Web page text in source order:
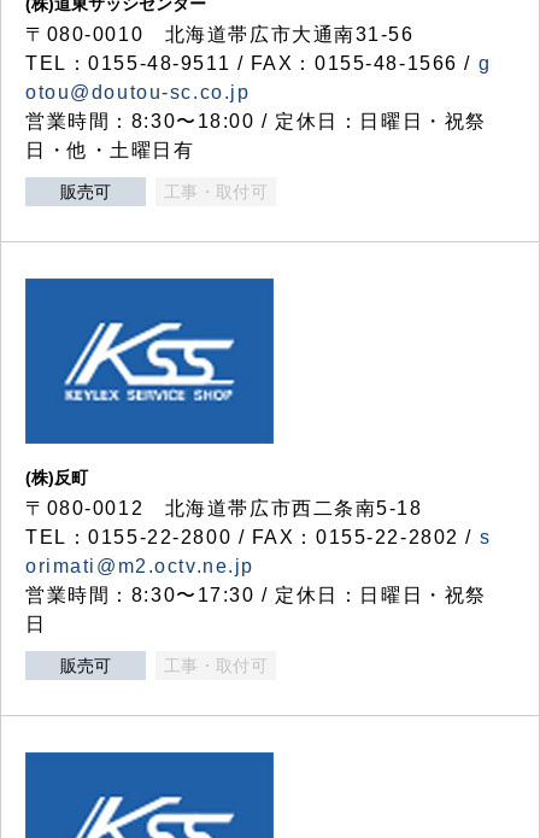
〒080-0010 北海道帯広市大通南31-56
TEL：0155-48-9511 / FAX：0155-48-1566 / g
otou@doutou-sc.co.jp
営業時間：8:30〜18:00 / 定休日：日曜日・祝祭
日・他・土曜日有
販売可 工事・取付可
(株)反町
〒080-0012 北海道帯広市西二条南5-18
TEL：0155-22-2800 / FAX：0155-22-2802 / s
orimati@m2.octv.ne.jp
営業時間：8:30〜17:30 / 定休日：日曜日・祝祭
日
販売可 工事・取付可